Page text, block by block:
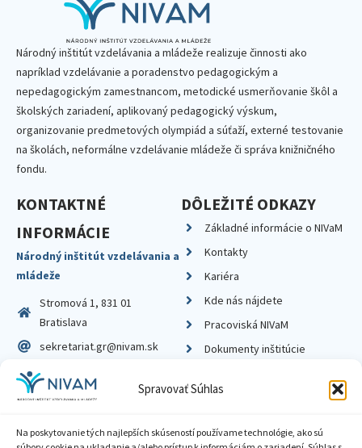
Spravovať Súhlas
Na poskytovanie tých najlepších skúseností používame technológie, ako sú
Národný inštitút vzdelávania a mládeže realizuje činnosti ako
napríklad vzdelávanie a poradenstvo pedagogickým a
nepedagogickým zamestnancom, metodické usmerňovanie škôl a
školských zariadení, aplikovaný pedagogický výskum,
organizovanie predmetových olympiád a súťaží, externé testovanie
na školách, neformálne vzdelávanie mládeže či správa knižničného
fondu.
KONTAKTNÉ
INFORMÁCIE
Národný inštitút vzdelávania a
mládeže
Stromová 1, 831 01
Bratislava
sekretariat.gr@nivam.sk
IČO: 00164348
DIČ: 2020798714
DÔLEŽITÉ ODKAZY
Základné informácie o NIVaM
Kontakty
Kariéra
Kde nás nájdete
Pracoviská NIVaM
Dokumenty inštitúcie